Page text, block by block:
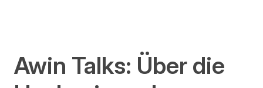
Awin Talks: Über die